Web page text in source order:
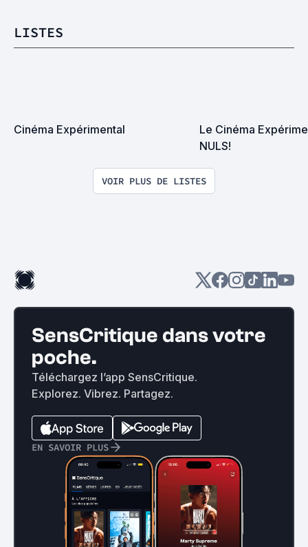
LISTES
Cinéma Expérimental
Le Cinéma
NULS!
VOIR PLUS DE LISTES
SensCritique dans votre
poche.
Téléchargez l’app SensCritique.
Explorez. Vibrez. Partagez.
EN SAVOIR PLUS